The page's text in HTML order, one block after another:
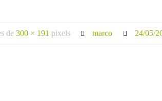
de300 × 191 pixels marco 24/05/